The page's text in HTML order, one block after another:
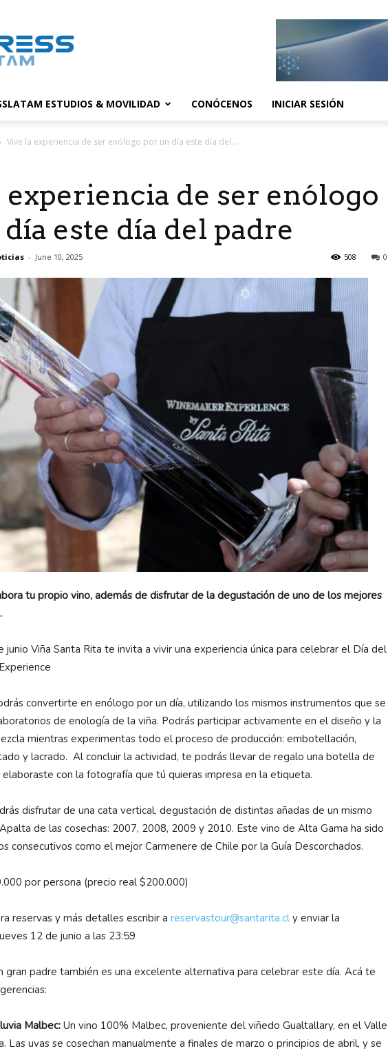
ESTUDIOS & MOVILIDAD CONÓCENOS INICIAR SESIÓN
Vive la experiencia de ser enólogo por un día este día del...
experiencia de ser enólogo
este día del padre
- June 10, 2025 0
508
tu propio vino, además de disfrutar de la degustación de uno de los mejores
junio Viña Santa Rita te invita a vivir una experiencia única para celebrar el Día del
convertirte en enólogo por un día, utilizando los mismos instrumentos que se
de enología de la viña. Podrás participar activamente en el diseño y la
mientras experimentas todo el proceso de producción: embotellación,
y lacrado. Al concluir la actividad, te podrás llevar de regalo una botella de
con la fotografía que tú quieras impresa en la etiqueta.
disfrutar de una cata vertical, degustación de distintas añadas de un mismo
de las cosechas: 2007, 2008, 2009 y 2010. Este vino de Alta Gama ha sido
consecutivos como el mejor Carmenere de Chile por la Guía Descorchados.
por persona (precio real $200.000)
reservas y más detalles escribir a reservastour@santarita.cl y enviar la
12 de junio a las 23:59
gran padre también es una excelente alternativa para celebrar este día. Acá te
Malbec: Un vino 100% Malbec, proveniente del viñedo Gualtallary, en el Valle
Las uvas se cosechan manualmente a finales de marzo o principios de abril, y se